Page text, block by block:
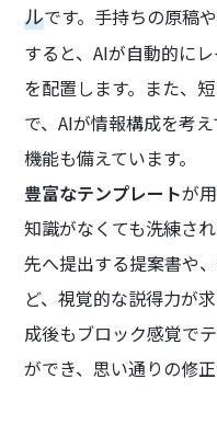
ルです。手持ちの原稿
すると、AIが自動的に
を配置します。また、
で、AIが情報構成を考
機能も備えています。
豊富なテンプレートが
知識がなくても洗練さ
先へ提出する提案書や
ど、視覚的な説得力が
成後もブロック感覚で
ができ、思い通りの修